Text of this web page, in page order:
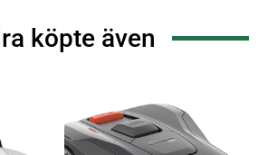
köpte även